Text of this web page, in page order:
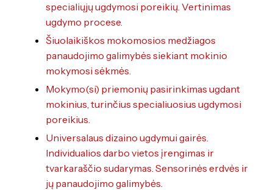
specialiųjų ugdymosi poreikių. Vertinimas
ugdymo procese.
Šiuolaikiškos mokomosios medžiagos
panaudojimo galimybės siekiant mokinio
mokymosi sėkmės.
Mokymo(si) priemonių pasirinkimas ugdant
mokinius, turinčius specialiuosius ugdymosi
poreikius.
Universalaus dizaino ugdymui gairės.
Individualios darbo vietos įrengimas ir
tvarkaraščio sudarymas. Sensorinės erdvės ir
jų panaudojimo galimybės.